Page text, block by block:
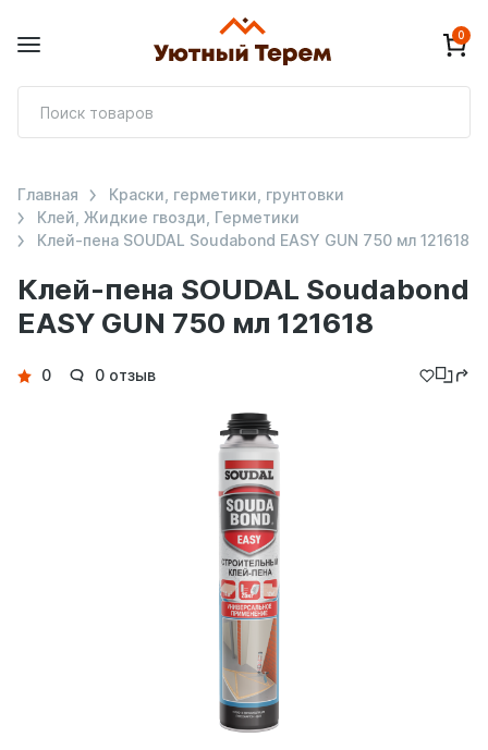
0
Клей-пена SOUDAL Soudabond
EASY GUN 750 мл 121618
Главная
Краски, герметики, грунтовки
Клей, Жидкие гвозди, Герметики
Клей-пена SOUDAL Soudabond EASY GUN 750 мл 121618
Детали
0 0 отзыв